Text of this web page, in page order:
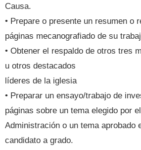
Causa.
• Prepare o presente un resumen o
páginas mecanografiado de su
• Obtener el respaldo de otros tres
u otros destacados
líderes de la iglesia
• Preparar un ensayo/trabajo de
páginas sobre un tema elegido por
Administración o un tema aprobado
candidato a grado.